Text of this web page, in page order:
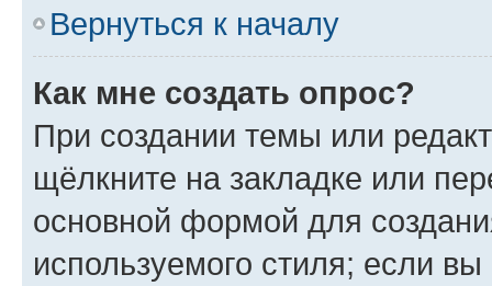
Вернуться к началу
Как мне создать опрос?
При создании темы или
щёлкните на закладке или
основной формой для
используемого стиля; если